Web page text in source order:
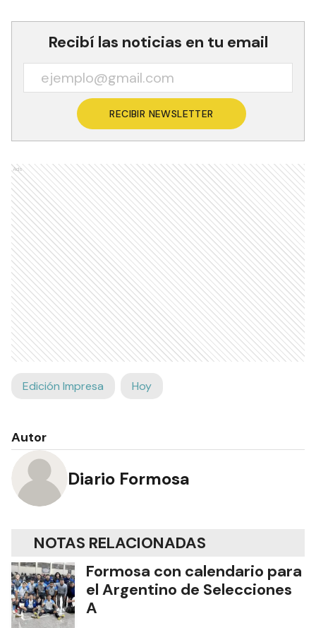
Recibí las noticias en tu email
RECIBIR NEWSLETTER
Ads
Edición Impresa Hoy
Autor
Diario Formosa
NOTAS RELACIONADAS
Formosa con calendario para
el Argentino de Selecciones
A